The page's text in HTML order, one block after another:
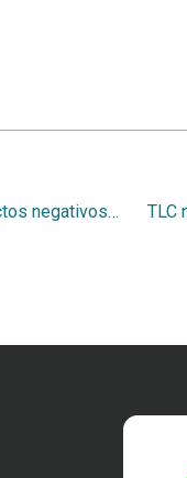
Prevenir impactos negativos del TLC y actuar ya